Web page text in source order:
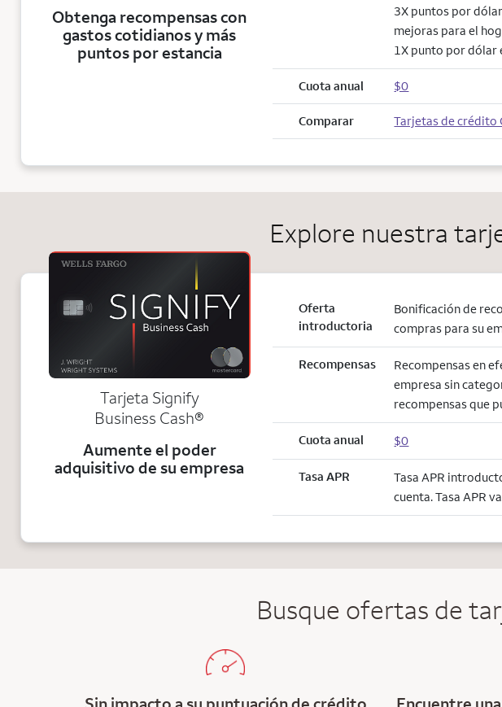
Obtenga recompensas con
gastos cotidianos y más
puntos por estancia
3X puntos por
mejoras para el
1X punto por dólar
Cuota anual $0
Comparar Tarjetas de crédito
Explore nuestra
Tarjeta Signify
Business Cash®
Aumente el poder
adquisitivo de su empresa
Oferta
introductoria
Bonificación de
compras para su
Recompensas
Recompensas en
empresa sin
recompensas que
Cuota anual $0
Tasa APR
Tasa APR
cuenta. Tasa APR
Busque ofertas de